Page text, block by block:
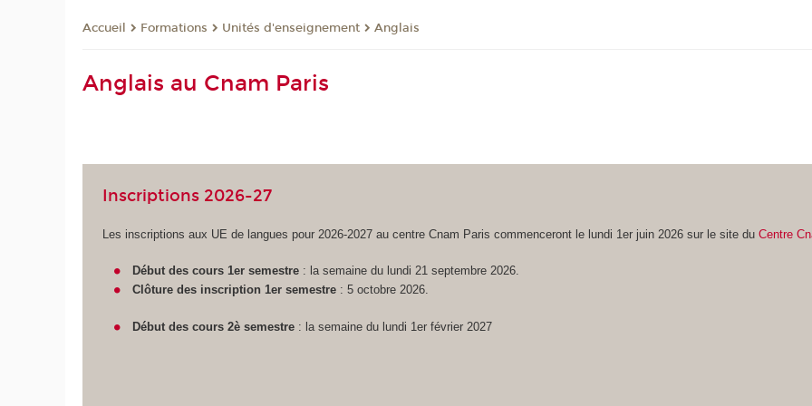
Accueil Formations Unités d'enseignement Anglais
Anglais au Cnam Paris
Inscriptions 2026-27
Les inscriptions aux UE de langues pour 2026-2027 au centre Cnam Paris commenceront le lundi 1er juin 2026 sur le site duCentre
Début des cours 1er semestre: la semaine du lundi 21 septembre 2026.
Clôture des inscription 1er semestre: 5 octobre 2026.
Début des cours 2è semestre: la semaine du lundi 1er février 2027